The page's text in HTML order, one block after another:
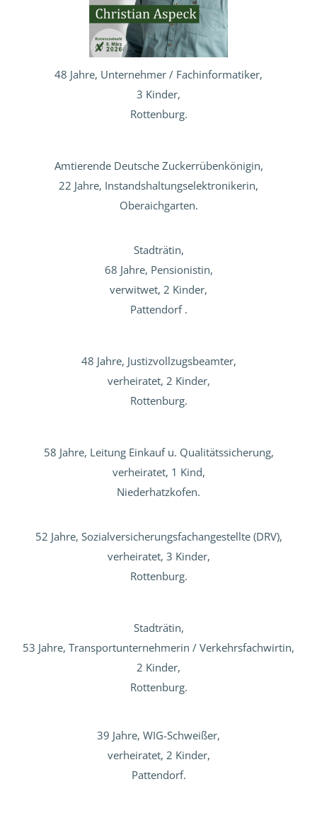
48 Jahre, Unternehmer / Fachinformatiker,
3 Kinder,
Rottenburg.
Amtierende Deutsche Zuckerrübenkönigin,
22 Jahre, Instandshaltungselektronikerin,
Oberaichgarten.
Stadträtin,
68 Jahre, Pensionistin,
verwitwet, 2 Kinder,
Pattendorf .
48 Jahre, Justizvollzugsbeamter,
verheiratet, 2 Kinder,
Rottenburg.
58 Jahre, Leitung Einkauf u. Qualitätssicherung,
verheiratet, 1 Kind,
Niederhatzkofen.
52 Jahre, Sozialversicherungsfachangestellte (DRV),
verheiratet, 3 Kinder,
Rottenburg.
Stadträtin,
53 Jahre, Transportunternehmerin / Verkehrsfachwirtin,
2 Kinder,
Rottenburg.
39 Jahre, WIG-Schweißer,
verheiratet, 2 Kinder,
Pattendorf.